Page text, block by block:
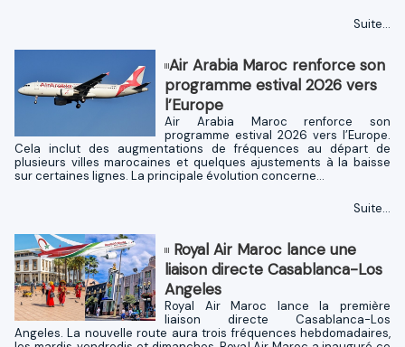
Suite...
​Air Arabia Maroc renforce son
programme estival 2026 vers
l’Europe
​Air Arabia Maroc renforce son
programme estival 2026 vers l’Europe.
Cela inclut des augmentations de fréquences au départ de
plusieurs villes marocaines et quelques ajustements à la baisse
sur certaines lignes. La principale évolution concerne...
Suite...
Royal Air Maroc lance une
liaison directe Casablanca-Los
Angeles
Royal Air Maroc lance la première
liaison directe Casablanca-Los
Angeles. La nouvelle route aura trois fréquences hebdomadaires,